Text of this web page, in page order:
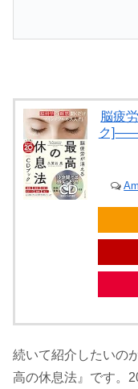
脳疲
ク
続いて紹介したいの
高の休息法』です。